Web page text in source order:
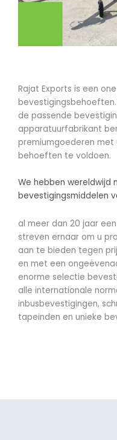
Rajat Exports is een
de passende
apparatuurfabrikant
premiumgoederen met
behoeften te voldoen.
We hebben wereldwijd
bevestigingsmiddelen
al meer dan 20 jaar
streven ernaar om u
aan te bieden tegen
en met een
enorme selectie
alle internationale
inbusbevestigingen,
tapeinden en unieke